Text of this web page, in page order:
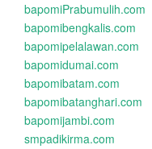
bapomiPrabumulih.com
bapomibengkalis.com
bapomipelalawan.com
bapomidumai.com
bapomibatam.com
bapomibatanghari.com
bapomijambi.com
smpadikirma.com